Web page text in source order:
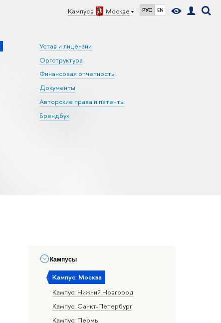
Кампус в Москве РУС EN
Устав и лицензии
Оргструктура
Финансовая отчетность
Документы
Авторские права и патенты
Брендбук
Кампусы
Кампус: Москва
Кампус: Нижний Новгород
Кампус: Санкт-Петербург
Кампус: Пермь